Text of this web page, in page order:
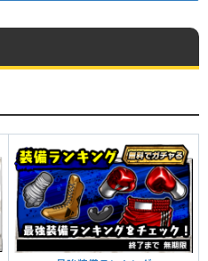
力＋2.5%、防御力＋2.5%
進化＋21
＋6%、防御力＋6%
さ＋1%
進化＋10
さ＋2%
進化＋21